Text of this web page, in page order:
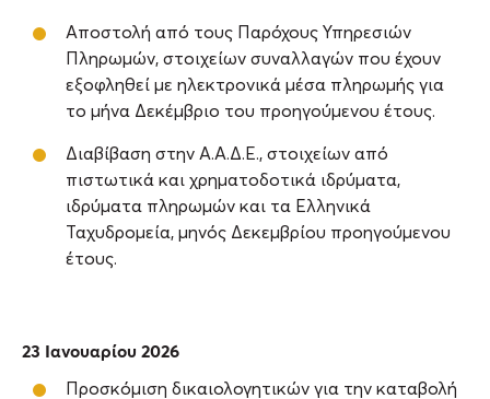
Χρησιμοποιούμε cookie για την εξατομίκευση
περιεχομένου και διαφημίσεων, την παροχή λειτουργιών
κοινωνικών μέσων και την ανάλυση της
επισκεψιμότητάς μας. Επιπλέον, μοιραζόμαστε
χρησιμοποιείτε τον ιστότοπό μας με συνεργάτες
κοινωνικών μέσων, διαφήμισης και αναλύσεων, οι
οποίοι ενδεχομένως να τις συνδυάσουν με άλλες
πληροφορίες που τους έχετε παραχωρήσει ή τις οποίες
έχουν συλλέξει σε σχέση με την από μέρους σας χρήση
Αποστολή από τους Παρόχους Υπηρεσιών
Πληρωμών, στοιχείων συναλλαγών που έχουν
εξοφληθεί με ηλεκτρονικά μέσα πληρωμής για
το μήνα Δεκέμβριο του προηγούμενου έτους.
Διαβίβαση στην Α.Α.Δ.Ε., στοιχείων από
πιστωτικά και χρηματοδοτικά ιδρύματα,
ιδρύματα πληρωμών και τα Ελληνικά
Ταχυδρομεία, μηνός Δεκεμβρίου προηγούμενου
έτους.
23 Ιανουαρίου 2026
Προσκόμιση δικαιολογητικών για την καταβολή